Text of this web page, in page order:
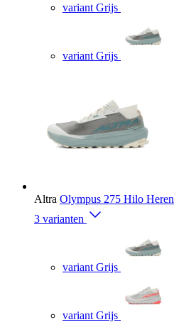
variant Grijs
variant Grijs
Altra Olympus 275 Hilo Heren
3 varianten
variant Grijs
variant Grijs